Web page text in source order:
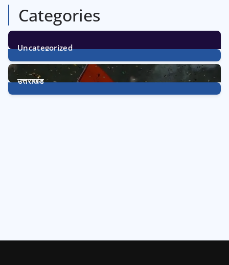
Categories
Uncategorized
1Post
उत्तराखंड